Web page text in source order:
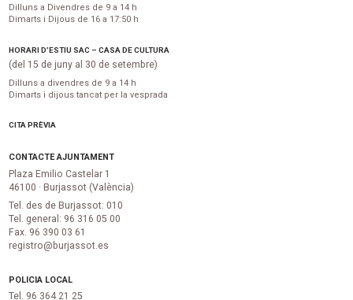
Dilluns a Divendres de 9 a 14 h
Dimarts i Dijous de 16 a 17:50 h
HORARI D’ESTIU SAC – CASA DE CULTURA
(del 15 de juny al 30 de setembre)
Dilluns a divendres de 9 a 14 h
Dimarts i dijous tancat per la vesprada
CITA PRÈVIA
CONTACTE AJUNTAMENT
Plaza Emilio Castelar 1
46100 · Burjassot (València)
Tel. des de Burjassot: 010
Tel. general: 96 316 05 00
Fax. 96 390 03 61
registro@burjassot.es
POLICIA LOCAL
Tel. 96 364 21 25